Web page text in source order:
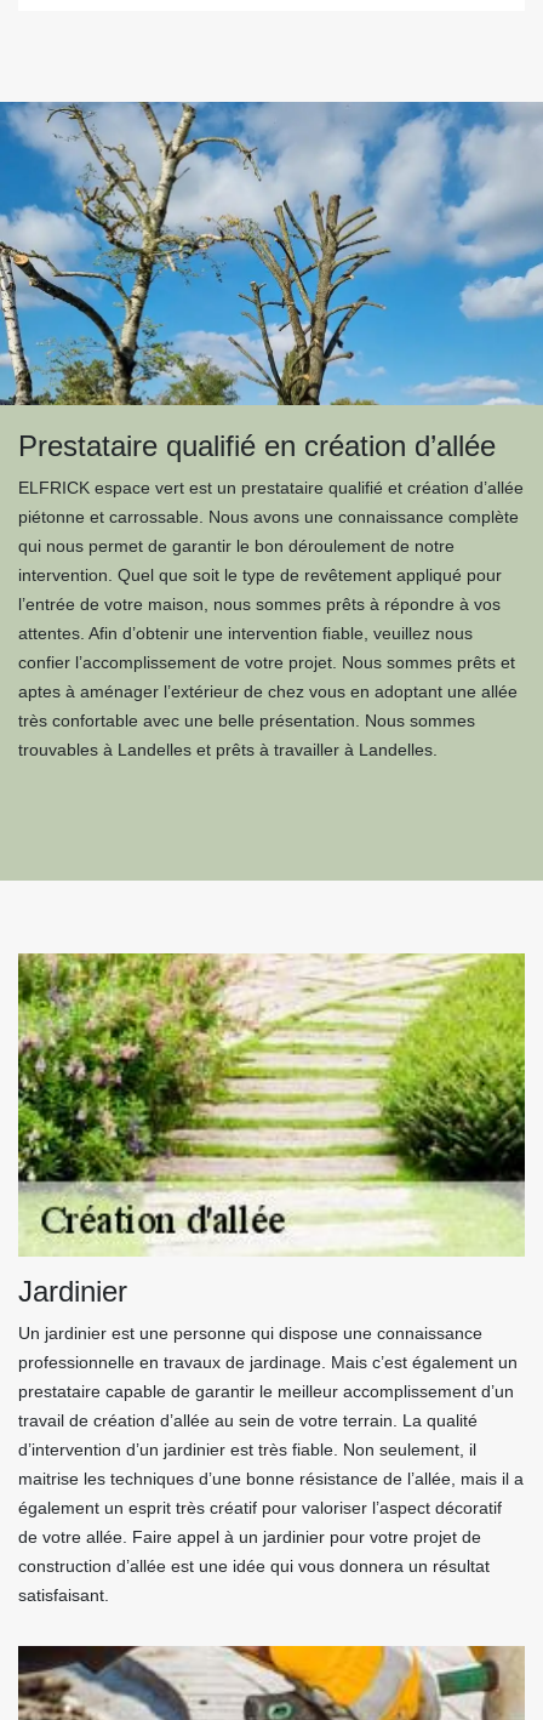
Prestataire qualifié en création d’allée
ELFRICK espace vert est un prestataire qualifié et création d’allée
piétonne et carrossable. Nous avons une connaissance complète
qui nous permet de garantir le bon déroulement de notre
intervention. Quel que soit le type de revêtement appliqué pour
l’entrée de votre maison, nous sommes prêts à répondre à vos
attentes. Afin d’obtenir une intervention fiable, veuillez nous
confier l’accomplissement de votre projet. Nous sommes prêts et
aptes à aménager l’extérieur de chez vous en adoptant une allée
très confortable avec une belle présentation. Nous sommes
trouvables à Landelles et prêts à travailler à Landelles.
Jardinier
Un jardinier est une personne qui dispose une connaissance
professionnelle en travaux de jardinage. Mais c’est également un
prestataire capable de garantir le meilleur accomplissement d’un
travail de création d’allée au sein de votre terrain. La qualité
d’intervention d’un jardinier est très fiable. Non seulement, il
maitrise les techniques d’une bonne résistance de l’allée, mais il a
également un esprit très créatif pour valoriser l’aspect décoratif
de votre allée. Faire appel à un jardinier pour votre projet de
construction d’allée est une idée qui vous donnera un résultat
satisfaisant.